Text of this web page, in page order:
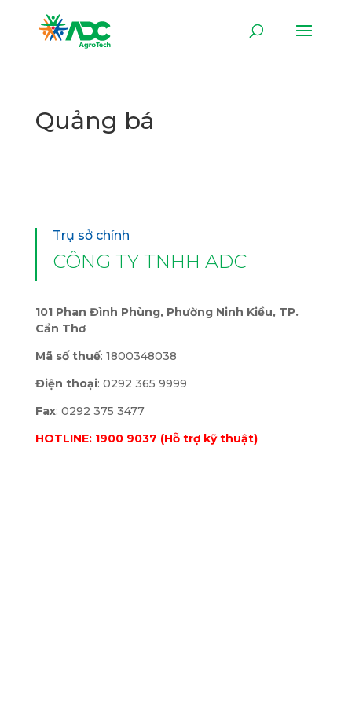
Quảng bá
Trụ sở chính
CÔNG TY TNHH ADC
101 Phan Đình Phùng, Phường Ninh Kiều, TP.
Cần Thơ
Mã số thuế: 1800348038
Điện thoại: 0292 365 9999
Fax: 0292 375 3477
HOTLINE: 1900 9037 (Hỗ trợ kỹ thuật)